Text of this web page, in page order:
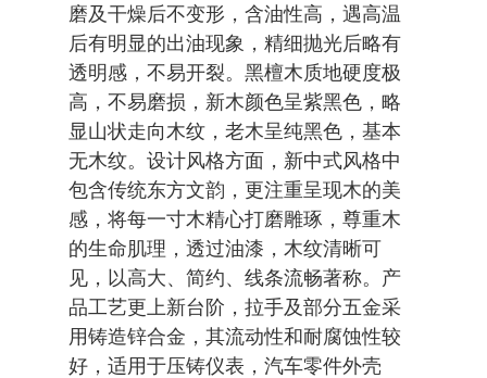
磨及干燥后不变形，含油性高，遇高温
后有明显的出油现象，精细抛光后略有
透明感，不易开裂。黑檀木质地硬度极
高，不易磨损，新木颜色呈紫黑色，略
显山状走向木纹，老木呈纯黑色，基本
无木纹。设计风格方面，新中式风格中
包含传统东方文韵，更注重呈现木的美
感，将每一寸木精心打磨雕琢，尊重木
的生命肌理，透过油漆，木纹清晰可
见，以高大、简约、线条流畅著称。产
品工艺更上新台阶，拉手及部分五金采
用铸造锌合金，其流动性和耐腐蚀性较
好，适用于压铸仪表，汽车零件外壳